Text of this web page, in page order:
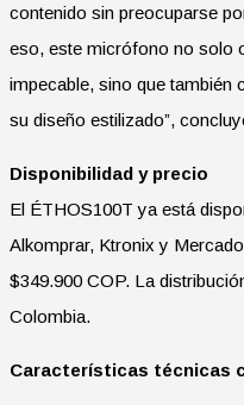
contenido sin preocuparse
eso, este micrófono no solo
impecable, sino que también
su diseño estilizado”,
Disponibilidad y precio
El ÉTHOS100T ya está
Alkomprar, Ktronix y
$349.900 COP. La
Colombia.
Características técnicas